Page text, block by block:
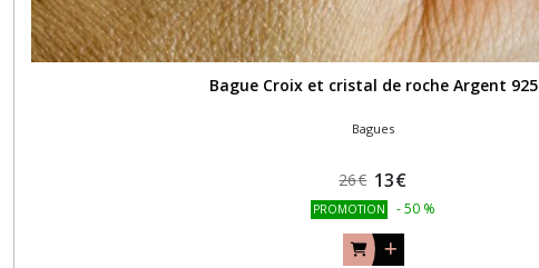
Bague Croix et cristal de roche Argent 925
Bagues
26€ 13€
PROMOTION -50 %